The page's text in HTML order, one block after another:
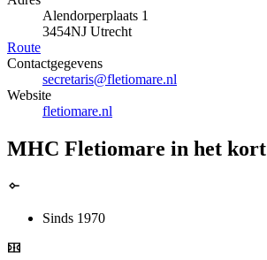
Alendorperplaats 1
3454NJ Utrecht
Route
Contactgegevens
secretaris@fletiomare.nl
Website
fletiomare.nl
MHC Fletiomare in het kort
Sinds 1970